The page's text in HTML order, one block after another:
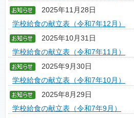
2025年11月28日
学校給食の献立表（令和7年12月）
2025年10月31日
学校給食の献立表（令和7年11月）
2025年9月30日
学校給食の献立表（令和7年10月）
2025年8月29日
学校給食の献立表（令和7年9月）